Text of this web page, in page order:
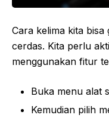
Cara kelima kita
cerdas. Kita perlu
menggunakan fitur
Buka menu alat
Kemudian pilih